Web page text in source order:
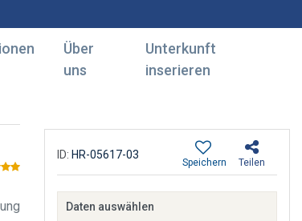
Über
uns
Unterkunft
inserieren
ID: HR-05617-03
Teilen
Speichern
Daten auswählen